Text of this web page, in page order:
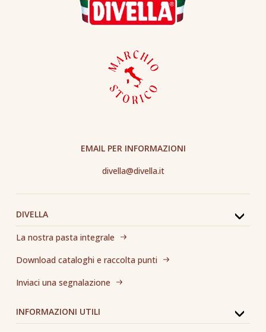
DIVELLA
La nostra pasta integrale
Download cataloghi e raccolta punti
Inviaci una segnalazione
INFORMAZIONI UTILI
EMAIL PER INFORMAZIONI
divella@divella.it